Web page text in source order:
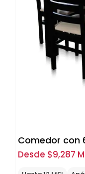
Comedor con
Desde $9,287